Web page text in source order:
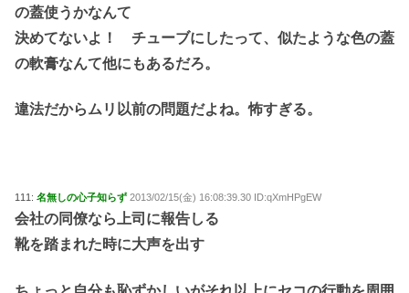
の蓋使うかなんて
決めてないよ！ チューブにしたって、似たような色の蓋
の軟膏なんて他にもあるだろ。
違法だからムリ以前の問題だよね。怖すぎる。
111: 名無しの心子知らず 2013/02/15(金) 16:08:39.30 ID:qXmHPgEW
会社の同僚なら上司に報告しる
靴を踏まれた時に大声を出す